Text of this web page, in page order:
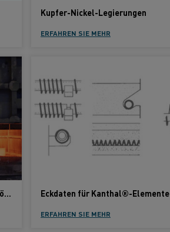
Kupfer-Nickel-Legierungen
ERFAHREN SIE MEHR
Kanthal® oder Nikrothal® für Industrieöfen? Eckdaten für Kanthal®-Elemente
ERFAHREN SIE MEHR